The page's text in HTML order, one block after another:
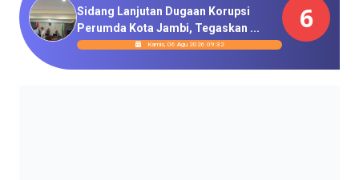
Sidang Lanjutan Dugaan Korupsi
Perumda Kota Jambi, Tegaskan ...
Kamis, 06 Agu 2026 09:32
6